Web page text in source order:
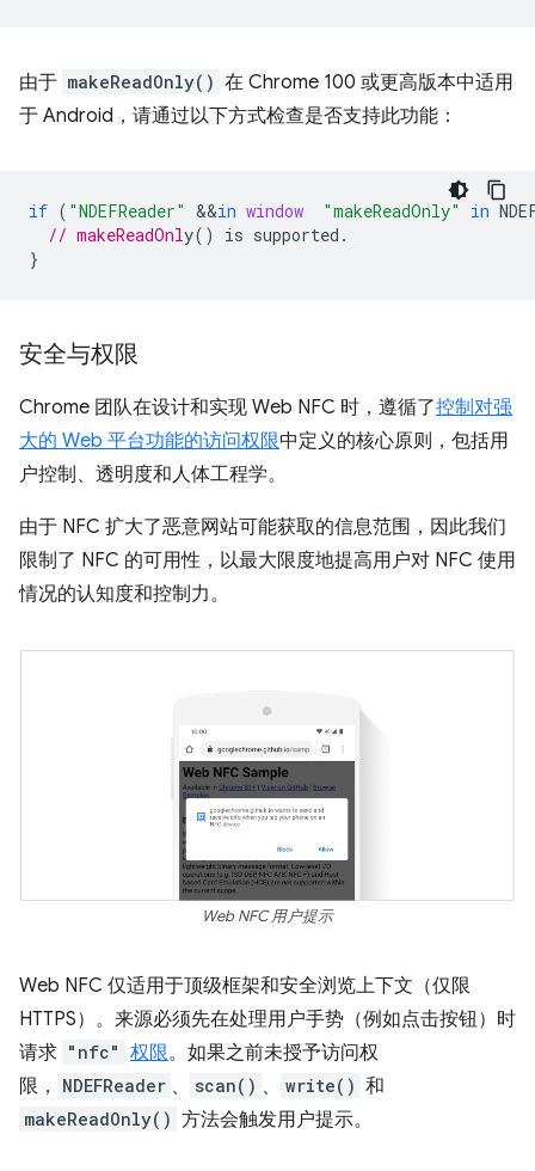
由于 makeReadOnly() 在 Chrome 100 或更高版本中适用
于 Android，请通过以下方式检查是否支持此功能：
if ( "NDEFReader" &&in window "makeReadOnly" in
// makeReadOnl
}
安全与权限
Chrome 团队在设计和实现 Web NFC 时，遵循了控制对强
大的 Web 平台功能的访问权限中定义的核心原则，包括用
户控制、透明度和人体工程学。
由于 NFC 扩大了恶意网站可能获取的信息范围，因此我们
限制了 NFC 的可用性，以最大限度地提高用户对 NFC 使用
情况的认知度和控制力。
Web NFC 用户提示
Web NFC 仅适用于顶级框架和安全浏览上下文（仅限
HTTPS）。来源必须先在处理用户手势（例如点击按钮）时
请求 "nfc" 权限。如果之前未授予访问权
限，
NDEFReader 、 scan() 、 write() 和
makeReadOnly() 方法会触发用户提示。